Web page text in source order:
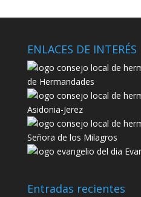
ENLACES DE INTERÉS
de Hermandades
Asidonia-Jerez
Señora de los Milagros
Entradas recientes